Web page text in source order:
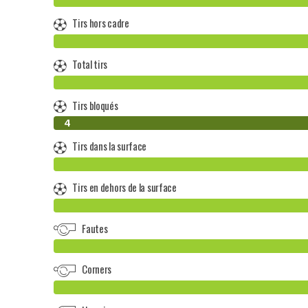
Tirs hors cadre
Total tirs
Tirs bloqués
0
4
Tirs dans la surface
Tirs en dehors de la surface
Fautes
Corners